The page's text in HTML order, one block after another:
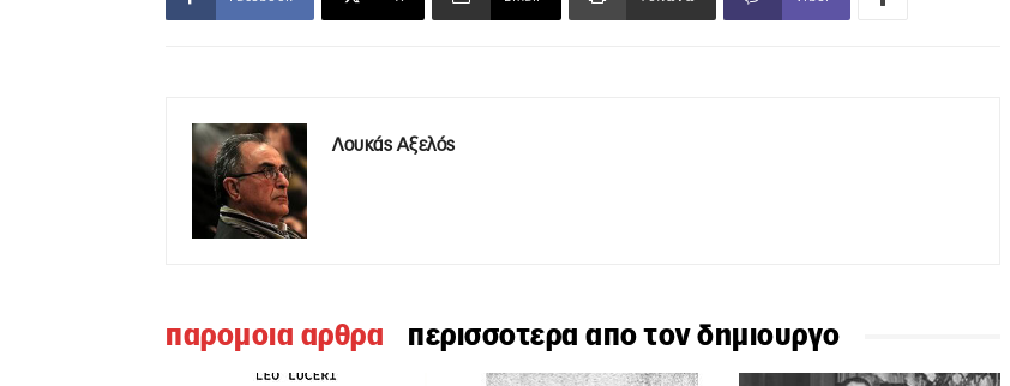
Λουκάς Αξελός
παρομοια αρθρα περισσοτερα απο τον δημιουργο